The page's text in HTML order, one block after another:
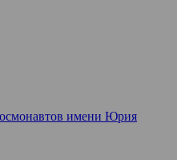
имени Юрия